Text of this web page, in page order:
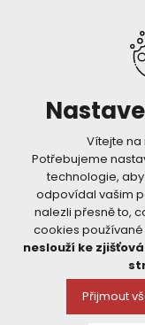
Vítejte
Potřebujeme
technologie,
odpovídal vašim
nalezli přesně to,
cookies
neslouží ke
Přijmout